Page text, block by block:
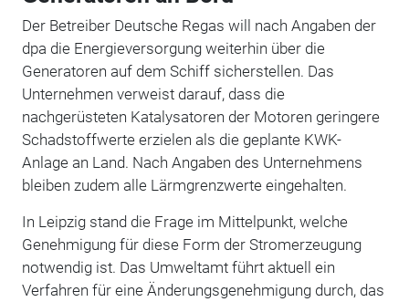
Der Betreiber Deutsche Regas will nach Angaben der
dpa die Energieversorgung weiterhin über die
Generatoren auf dem Schiff sicherstellen. Das
Unternehmen verweist darauf, dass die
nachgerüsteten Katalysatoren der Motoren geringere
Schadstoffwerte erzielen als die geplante KWK-
Anlage an Land. Nach Angaben des Unternehmens
bleiben zudem alle Lärmgrenzwerte eingehalten.
In Leipzig stand die Frage im Mittelpunkt, welche
Genehmigung für diese Form der Stromerzeugung
notwendig ist. Das Umweltamt führt aktuell ein
Verfahren für eine Änderungsgenehmigung durch, das